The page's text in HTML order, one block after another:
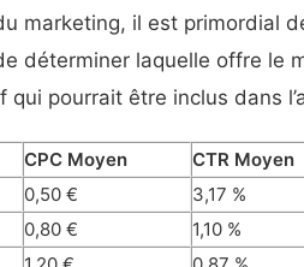
marketing, il est primordial
déterminer laquelle offre le
qui pourrait être inclus dans
CPC Moyen CTR Moyen
0,50 € 3,17 %
0,80 € 1,10 %